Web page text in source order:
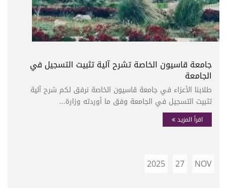
جامعة قاسيون الخاصة تشرح آلية تثبيت التسجيل في
الجامعة
طلابنا الأعزاء في جامعة قاسيون الخاصة نرفق لكم شرح آلية
تثبيت التسجيل في الجامعة وفق ما أوردته وزارة...
اقرأ المزيد
NOV
27
2025